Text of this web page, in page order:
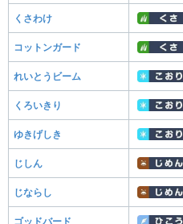
くさわけ
コットンガード
れいとうビーム
くろいきり
ゆきげしき
じしん
じならし
ゴッドバード